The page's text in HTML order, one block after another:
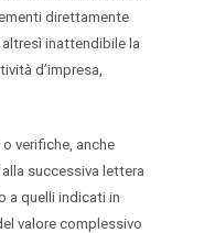
direttamente
inattendibile la
d’impresa,
verifiche, anche
successiva lettera
a quelli indicati in
valore complessivo